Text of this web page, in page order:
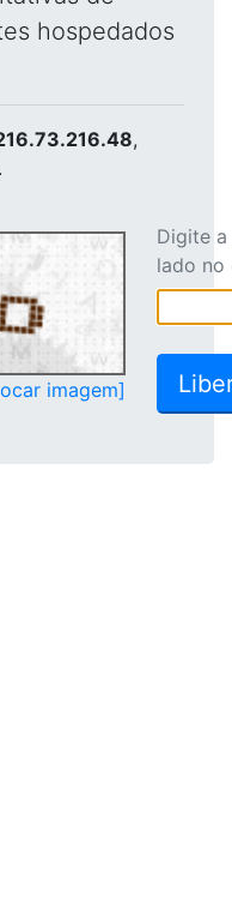
hospedados
,
imagem]
Digite
lado no